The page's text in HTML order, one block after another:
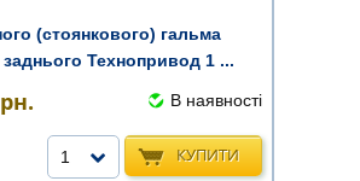
(стоянкового) гальма
заднього Технопривод 1 ...
В наявності
КУПИТИ
1